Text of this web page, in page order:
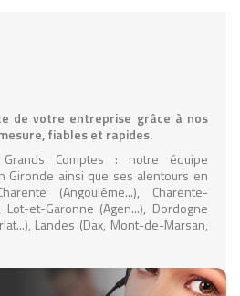
-> Troubleshooting set option:Put
to true.
include and remove it.
de votre entreprise grâce à nos
fiables et rapides.
Grands Comptes : notre équipe
Gironde ainsi que ses alentours en
(Angoulême...), Charente-
Lot-et-Garonne (Agen...), Dordogne
Landes (Dax, Mont-de-Marsan,